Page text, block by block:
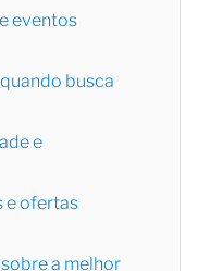
eventos
busca
e
e ofertas
a melhor